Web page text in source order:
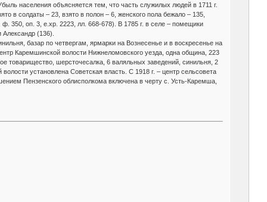
населения объясняется тем, что часть служилых людей в 1711 г.
в солдаты – 23, взято в полон – 6, женского пола бежало – 135,
350, оп. 3, е.хр. 2223, лл. 668-678). В 1785 г. в селе – помещики
(136).
базар по четвергам, ярмарки на Вознесенье и в воскресенье на
Каремшинской волости Нижнеломовского уезда, одна община, 223
товарищество, шерсточесалка, 6 валяльных заведений, синильня, 2
установлена Советская власть. С 1918 г. – центр сельсовета
Пензенского облисполкома включена в черту с. Усть-Каремша,